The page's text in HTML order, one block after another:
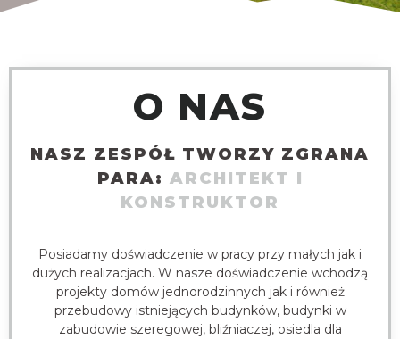
O NAS
NASZ ZESPÓŁ TWORZY ZGRANA
PARA: ARCHITEKT I
KONSTRUKTOR
Posiadamy doświadczenie w pracy przy małych jak i
dużych realizacjach. W nasze doświadczenie wchodzą
projekty domów jednorodzinnych jak i również
przebudowy istniejących budynków, budynki w
zabudowie szeregowej, bliźniaczej, osiedla dla